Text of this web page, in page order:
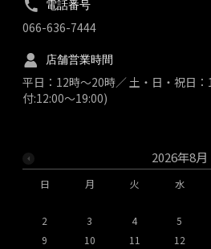
2026年8月
日 月 火 水
2
3 4 5
9
10 11 12
電話番号
066-636-7444
店舗営業時間
平日：12時～20時／ 土・日・祝日
付:12:00～19:00)